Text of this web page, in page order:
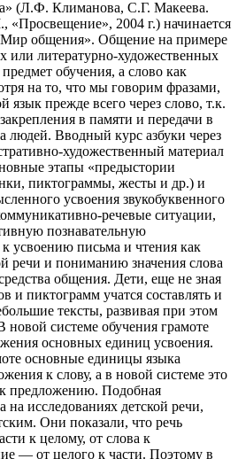
(Л.Ф. Климанова, С.Г. Макеева.
2004 г.) начинается
общения». Общение на примере
или литературно-художественных
обучения, а слово как
на то, что мы говорим фразами,
язык прежде всего через слово, т.к.
в памяти и передачи в
людей. Вводный курс азбуки через
художественный материал
этапы «предыстории
пиктограммы, жесты и др.) и
усвоения звукобуквенного
речевые ситуации,
познавательную
к усвоению письма и чтения как
речи и пониманию значения слова
общения. Дети, еще не зная
и пиктограмм учатся составлять и
тексты, развивая при этом
системе обучения грамоте
основных единиц усвоения.
основные единицы языка
к слову, а в новой системе это
к предложению. Подобная
на исследованиях детской речи,
Они показали, что речь
к целому, от слова к
— от целого к части. Поэтому в